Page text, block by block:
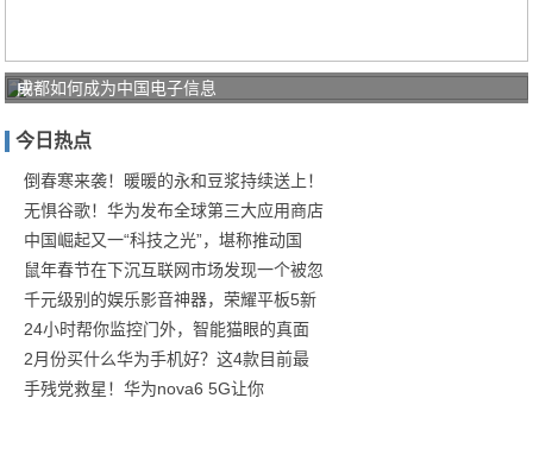
中
电
信
锤
炼
工
业
互
联
网
成都如何成为中国电子信息
今日热点
倒春寒来袭！暖暖的永和豆浆持续送上！
无惧谷歌！华为发布全球第三大应用商店
中国崛起又一“科技之光”，堪称推动国
鼠年春节在下沉互联网市场发现一个被忽
千元级别的娱乐影音神器，荣耀平板5新
24小时帮你监控门外，智能猫眼的真面
2月份买什么华为手机好？这4款目前最
手残党救星！华为nova6 5G让你